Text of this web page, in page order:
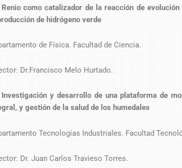
como catalizador de la reacción de
de hidrógeno verde
de Física. Facultad de Ciencia.
Dr.Francisco Melo Hurtado.
y desarrollo de una plataforma de
y gestión de la salud de los humedales
Tecnologías Industriales. Facultad
Dr. Juan Carlos Travieso Torres.